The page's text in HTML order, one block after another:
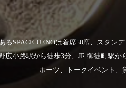
るSPACE UENOは着席50席、スタン
広小路駅から徒歩3分、JR 御徒町駅か
ポーツ
トークイベント